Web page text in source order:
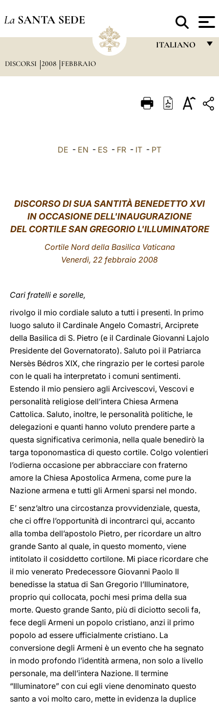
La SANTA SEDE
ITALIANO
ITALIANO
中文
LATINE
DISCORSI 2008 FEBBRAIO
DE - EN - ES - FR - IT - PT
DISCORSODI SUA SANTITÀ BENEDETTO XVI
IN OCCASIONE DELL'INAUGURAZIONE
DEL CORTILE SAN GREGORIO L'ILLUMINATORE
Cortile Nord della Basilica Vaticana
Venerdì, 22 febbraio 2008
Cari fratelli e sorelle,
rivolgo il mio cordiale saluto a tutti i presenti. In primo
luogo saluto il Cardinale Angelo Comastri, Arciprete
della Basilica di S. Pietro (e il Cardinale Giovanni Lajolo
Presidente del Governatorato). Saluto poi il Patriarca
Nersès Bédros XIX, che ringrazio per le cortesi parole
con le quali ha interpretato i comuni sentimenti.
Estendo il mio pensiero agli Arcivescovi, Vescovi e
personalità religiose dell’intera Chiesa Armena
Cattolica. Saluto, inoltre, le personalità politiche, le
delegazioni e quanti hanno voluto prendere parte a
questa significativa cerimonia, nella quale benedirò la
targa toponomastica di questo cortile. Colgo volentieri
l’odierna occasione per abbracciare con fraterno
amore la Chiesa Apostolica Armena, come pure la
Nazione armena e tutti gli Armeni sparsi nel mondo.
E’ senz’altro una circostanza provvidenziale, questa,
che ci offre l’opportunità di incontrarci qui, accanto
alla tomba dell’apostolo Pietro, per ricordare un altro
grande Santo al quale, in questo momento, viene
intitolato il cosiddetto cortilone. Mi piace ricordare che
il mio venerato Predecessore Giovanni Paolo II
benedisse la statua di San Gregorio l’Illuminatore,
proprio qui collocata, pochi mesi prima della sua
morte. Questo grande Santo, più di diciotto secoli fa,
fece degli Armeni un popolo cristiano, anzi il primo
popolo ad essere ufficialmente cristiano. La
conversione degli Armeni è un evento che ha segnato
in modo profondo l’identità armena, non solo a livello
personale, ma dell’intera Nazione. Il termine
“Illuminatore” con cui egli viene denominato questo
santo a voi molto caro, mette in evidenza la duplice